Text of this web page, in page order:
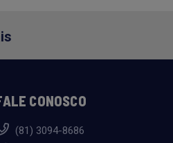
CONOSCO
(81) 3094-8686